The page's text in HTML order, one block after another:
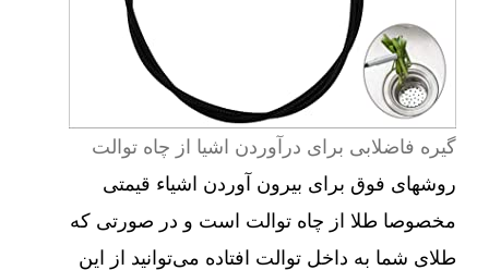
گیره فاضلابی برای درآوردن اشیا از چاه توالت
روشهای فوق برای بیرون آوردن اشیاء قیمتی
مخصوصا طلا از چاه توالت است و در صورتی که
طلای شما به داخل توالت افتاده می‌توانید از این